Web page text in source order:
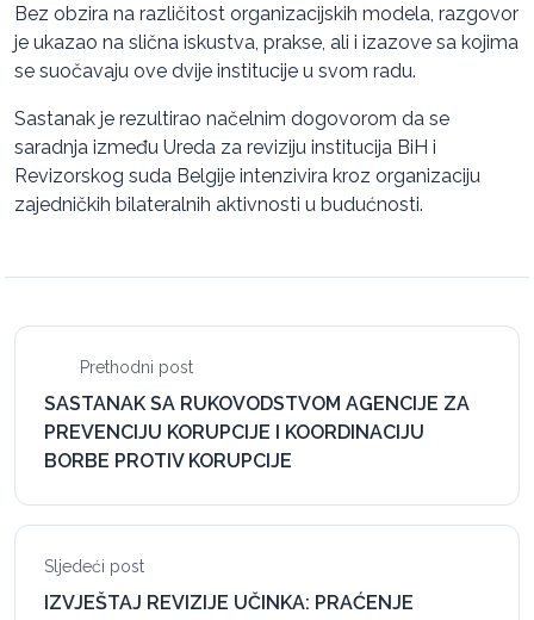
Bez obzira na različitost organizacijskih modela, razgovor
je ukazao na slična iskustva, prakse, ali i izazove sa kojima
se suočavaju ove dvije institucije u svom radu.
Sastanak je rezultirao načelnim dogovorom da se
saradnja između Ureda za reviziju institucija BiH i
Revizorskog suda Belgije intenzivira kroz organizaciju
zajedničkih bilateralnih aktivnosti u budućnosti.
Prethodni post
SASTANAK SA RUKOVODSTVOM AGENCIJE ZA
PREVENCIJU KORUPCIJE I KOORDINACIJU
BORBE PROTIV KORUPCIJE
Sljedeći post
IZVJEŠTAJ REVIZIJE UČINKA: PRAĆENJE